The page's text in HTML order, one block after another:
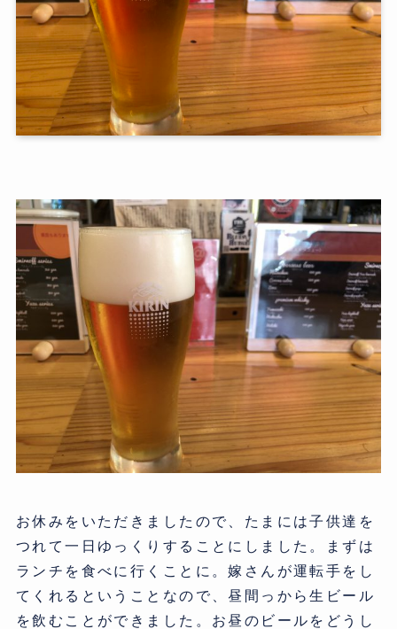
お休みをいただきましたので、たまには子供達を
つれて一日ゆっくりすることにしました。まずは
ランチを食べに行くことに。嫁さんが運転手をし
てくれるということなので、昼間っから生ビール
を飲むことができました。お昼のビールをどうし